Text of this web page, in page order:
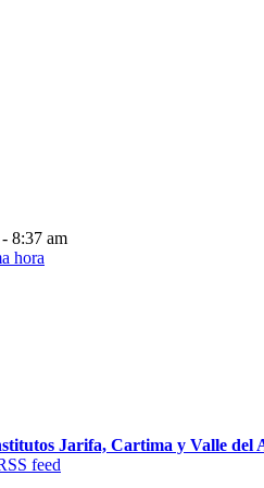
8:37 am
Jarifa, Cartima y Valle del